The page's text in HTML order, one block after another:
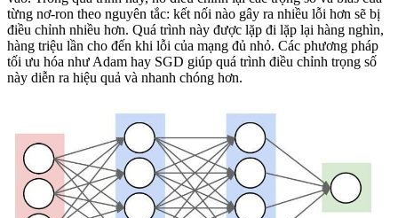
từng nơ-ron theo nguyên tắc: kết nối nào gây ra nhiều lỗi hơn sẽ bị
điều chỉnh nhiều hơn. Quá trình này được lặp đi lặp lại hàng nghìn,
hàng triệu lần cho đến khi lỗi của mạng đủ nhỏ. Các phương pháp
tối ưu hóa như Adam hay SGD giúp quá trình điều chỉnh trọng số
này diễn ra hiệu quả và nhanh chóng hơn.